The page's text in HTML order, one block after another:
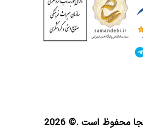
محفوظ است .© 2026